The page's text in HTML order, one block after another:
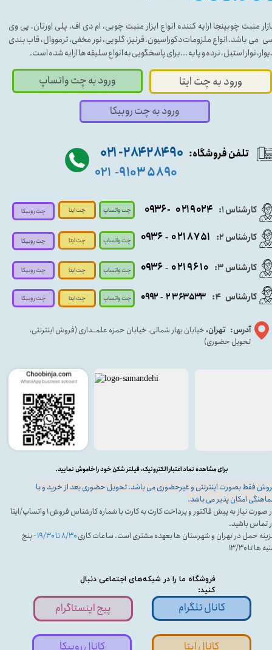
فروشگاه ما را در شبکه‌های اجتماعی دنبال
کنید:
منبت چوبینجا ارایه کننده انواع ابزار منبت چوبی، ام دی اف، پلی اورتان، پی وی
می باشد. انواع ملزومات دکوراسیون، قرنیز، گلویی، نور مخفی، ترمووال، قاب بندی
نوار استیل، نرده و پایه ...برای پاسخگویی به انواع سلیقه ها ارایه شده است.
کارشناس ۱: ۰۲۱۹۰۲۴ - ۰۹۳۶
آدرس: تهران، خیابان بهار شمالی، خیابان حمزه علمــداری (فروش اینترنتی،
تحویل حضوری)
ورود به چت ایتا ورود به چت واتساپ
تلفن فروشگاه: ۹۰ ۲۸۴ ۲۸۴- ۰۲۱
۵۸۹۰ ۹۱۰۳ -۰۲۱
کارشناس ۳: ۰۲۱۹۶۱۰ -۰۹۳۶
فقط بصورت اینترنتی و غیرحضوری می باشد. تحویل حضوری بعد از خرید و با
امکان پذیر می باشد.
در صورت نیاز به پیش فاکتور و پرداخت کارت به کارت با شماره کارشناس فروش ۱ واتساپ/ایتا
تماس باشید.
حمل در تهران و شهرستان ها بعهده مشتری است. ساعات کاری۸/۳۰ تا ۱۹/۳۰
- پنج
ها تا ۱۳/۳۰
برای مشاهده نماد اعتبار الکترونیک، فیلتر شکن خود را خاموش نمایید.
پیج اینستاگرام کانال تلگرام
کارشناس ۲: ۰۲۱۸۷۵۱ - ۰۹۳۶
ورود به چت روبیکا
کارشناس 4
: ۲۳۶۳۵۳۳ - ۰۹۹۲
چت واتساپ
چت واتساپ
چت واتساپ
چت واتساپ
چت ایتا
چت ایتا
چت ایتا
چت ایتا
چت روبیکا
چت روبیکا
چت روبیکا
چت روبیکا